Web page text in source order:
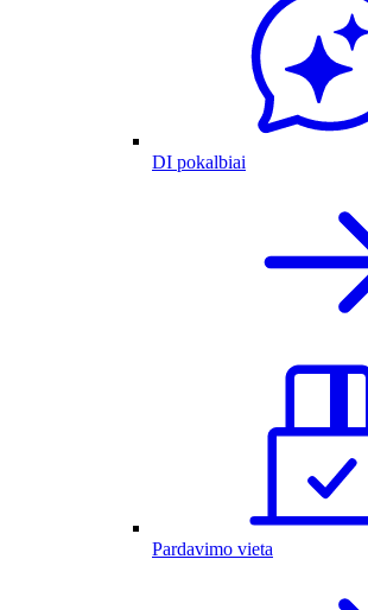
DI pokalbiai
Pardavimo vieta